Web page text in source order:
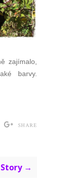
zajímalo,
barvy.
SHARE
→